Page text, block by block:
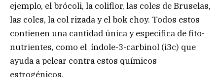
ejemplo, el brócoli, la coliflor, las coles de Bruselas,
las coles, la col rizada y el bok choy. Todos estos
contienen una cantidad única y especifica de fito-
nutrientes, como el índole-3-carbinol (i3c) que
ayuda a pelear contra estos químicos
estrogénicos.